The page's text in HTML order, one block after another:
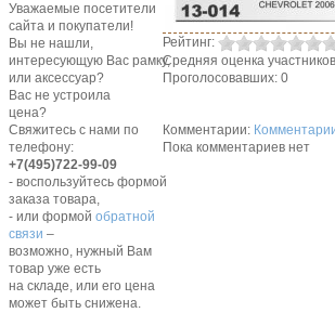
Уважаемые посетители
сайта и покупатели!
Вы не нашли,
интересующую Вас рамку,
или аксессуар?
Вас не устроила
цена?
Свяжитесь с нами по
телефону:
+7(495)722-99-09
- воспользуйтесь формой
заказа товара,
- или формой обратной
связи –
возможно, нужный Вам
товар уже есть
на складе, или его цена
может быть снижена.
Рейтинг:
Средняя оценка
Проголосовавших: 0
Комментарии:
Пока комментариев нет